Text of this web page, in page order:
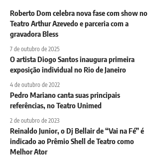
Roberto Dom celebra nova fase com show no
Teatro Arthur Azevedo e parceria com a
gravadora Bless
7 de outubro de 2025
O artista Diogo Santos inaugura primeira
exposição individual no Rio de Janeiro
4 de outubro de 2022
Pedro Mariano canta suas principais
referências, no Teatro Unimed
2 de outubro de 2023
Reinaldo Junior, o Dj Bellair de “Vai na Fé” é
indicado ao Prêmio Shell de Teatro como
Melhor Ator